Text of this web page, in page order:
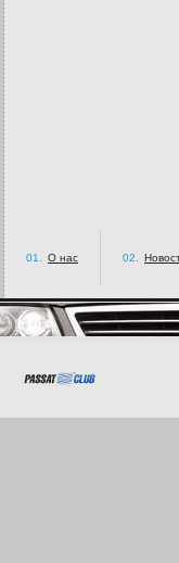
01. О нас 02.